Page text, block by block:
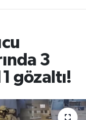
3
gözaltı!
Fikstür